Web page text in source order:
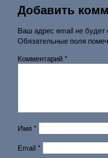
Добавить
Ваш адрес email не будет
Обязательные поля
Комментарий*
Имя *
Email*